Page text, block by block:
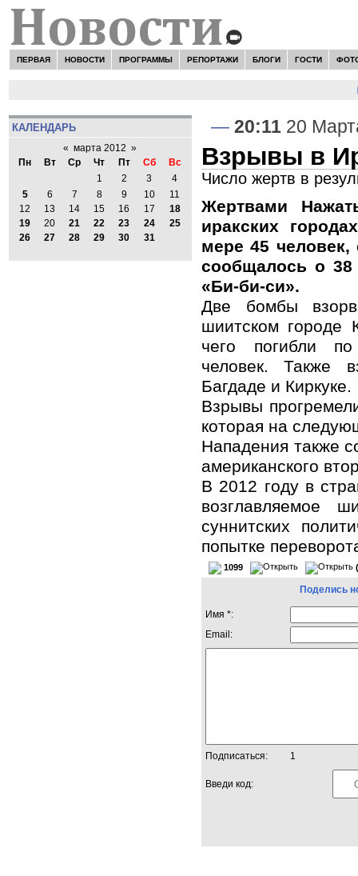
ПЕРВАЯ НОВОСТИ ПРОГРАММЫ РЕПОРТАЖИ БЛОГИ ГОСТИ
КАЛЕНДАРЬ
« марта 2012 »
Пн
Вт Ср Чт Пт Сб
Вс
1
2 3
4
5
6 7 8 9 10
11
12
13 14 15 16 17
18
19
20 21 22 23 24
25
26
27 28 29 30 31
— 20:11 20
Взрывы в
Число жертв в
Жертвами
иракских
мере 45
сообщалось о 38
«Би-би-си».
Две бомбы
шиитском городе
чего погибли
человек. Также
Багдаде и Киркуке.
Взрывы
которая на
Нападения также
американского
В 2012 году в
возглавляемое
суннитских
попытке
1099
Поделись
Имя *:
Email:
Подписаться: 1
Введи код: